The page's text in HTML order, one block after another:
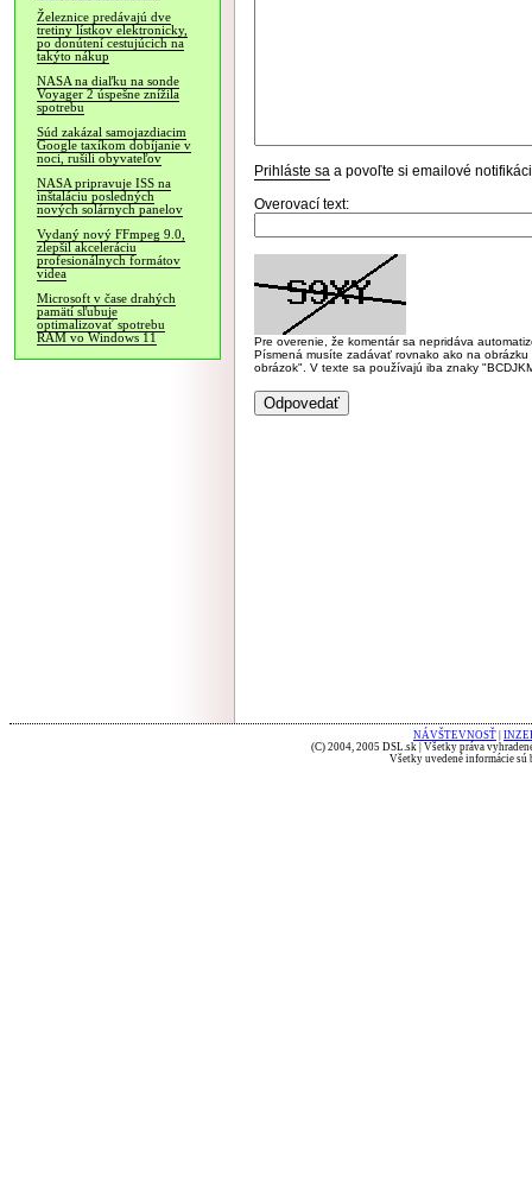
Železnice predávajú dve
tretiny lístkov elektronicky,
po donútení cestujúcich na
takýto nákup
NASA na diaľku na sonde
Voyager 2 úspešne znížila
spotrebu
Súd zakázal samojazdiacim
Google taxíkom dobíjanie v
noci, rušili obyvateľov
NASA pripravuje ISS na
inštaláciu posledných
nových solárnych panelov
Vydaný nový FFmpeg 9.0,
zlepšil akceleráciu
profesionálnych formátov
videa
Microsoft v čase drahých
pamätí sľubuje
optimalizovať spotrebu
RAM vo Windows 11
Prihláste sa a povoľte si emailové
Overovací text:
Pre overenie, že komentár sa nepridáva
Písmená musíte zadávať rovnako ako na
obrázok". V texte sa používajú iba znaky
NÁVŠTEVNOSŤ
(C) 2004, 2005 DSL.sk | Všetky práva
Všetky uvedené informácie sú